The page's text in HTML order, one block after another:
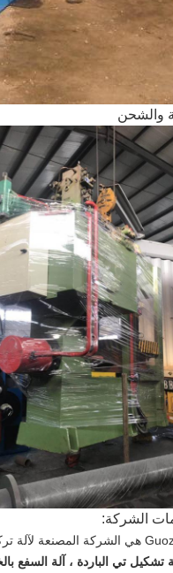
تشكيل تي الباردة ، آلة السفع